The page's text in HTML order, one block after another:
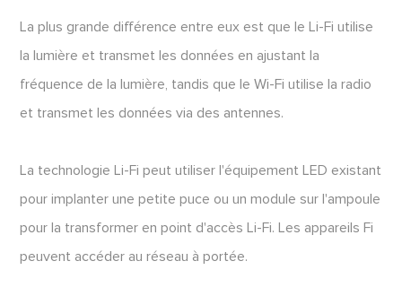
La plus grande différence entre eux est que le Li-Fi utilise
la lumière et transmet les données en ajustant la
fréquence de la lumière, tandis que le Wi-Fi utilise la radio
et transmet les données via des antennes.
La technologie Li-Fi peut utiliser l'équipement LED existant
pour implanter une petite puce ou un module sur l'ampoule
pour la transformer en point d'accès Li-Fi. Les appareils Fi
peuvent accéder au réseau à portée.